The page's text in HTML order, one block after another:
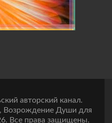
авторский канал.
Возрождение Души для
Все права защищены.